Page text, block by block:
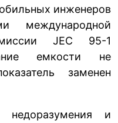
инженеров
JEC 95-1
емкости не
заменен
и